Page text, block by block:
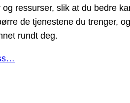
ressurser, slik at du bedre
de tjenestene du trenger, og
rundt deg.